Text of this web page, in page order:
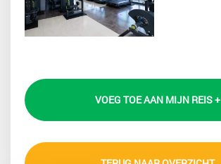
VOEG TOE AAN MIJN REIS +